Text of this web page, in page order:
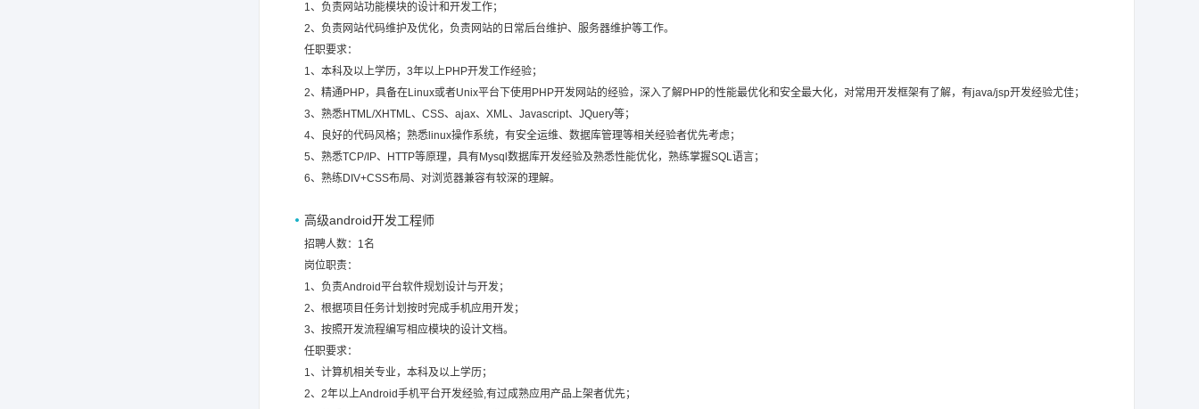
1、负责网站功能模块的设计和开发工作；
2、负责网站代码维护及优化，负责网站的日常后台维护、服务器维护等工作。
任职要求：
1、本科及以上学历，3年以上PHP开发工作经验；
2、精通PHP，具备在Linux或者Unix平台下使用PHP开发网站的经验，深入了解PHP的性能最优化和安全最大化，对常用开发框架有了解，有java/jsp开发经验尤佳；
3、熟悉HTML/XHTML、CSS、ajax、XML、Javascript、JQuery等；
4、良好的代码风格；熟悉linux操作系统，有安全运维、数据库管理等相关经验者优先考虑；
5、熟悉TCP/IP、HTTP等原理，具有Mysql数据库开发经验及熟悉性能优化，熟练掌握SQL语言；
6、熟练DIV+CSS布局、对浏览器兼容有较深的理解。
高级android开发工程师
招聘人数：1名
岗位职责：
1、负责Android平台软件规划设计与开发；
2、根据项目任务计划按时完成手机应用开发；
3、按照开发流程编写相应模块的设计文档。
任职要求：
1、计算机相关专业，本科及以上学历；
2、2年以上Android手机平台开发经验,有过成熟应用产品上架者优先；